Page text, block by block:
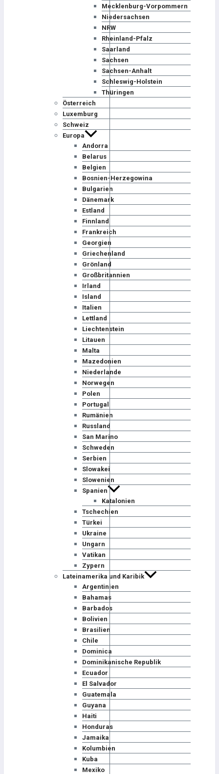
Mecklenburg-Vorpommern
Niedersachsen
NRW
Rheinland-Pfalz
Saarland
Sachsen
Sachsen-Anhalt
Schleswig-Holstein
Thüringen
Österreich
Luxemburg
Schweiz
Europa
Andorra
Belarus
Belgien
Bosnien-Herzegowina
Bulgarien
Dänemark
Estland
Finnland
Frankreich
Georgien
Griechenland
Grönland
Großbritannien
Irland
Island
Italien
Lettland
Liechtenstein
Litauen
Malta
Mazedonien
Niederlande
Norwegen
Polen
Portugal
Rumänien
Russland
San Marino
Schweden
Serbien
Slowakei
Slowenien
Spanien
Katalonien
Tschechien
Türkei
Ukraine
Ungarn
Vatikan
Zypern
Lateinamerika und Karibik
Argentinien
Bahamas
Barbados
Bolivien
Brasilien
Chile
Dominica
Dominikanische Republik
Ecuador
El Salvador
Guatemala
Guyana
Haiti
Honduras
Jamaika
Kolumbien
Kuba
Mexiko